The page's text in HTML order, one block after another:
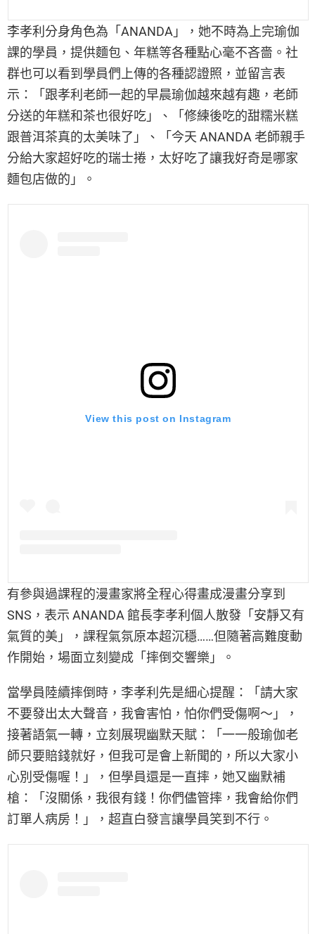
李孝利分身角色為「ANANDA」，她不時為上完瑜伽
課的學員，提供麵包、年糕等各種點心毫不吝嗇。社
群也可以看到學員們上傳的各種認證照，並留言表
示：「跟孝利老師一起的早晨瑜伽越來越有趣，老師
分送的年糕和茶也很好吃」、「修練後吃的甜糯米糕
跟普洱茶真的太美味了」、「今天 ANANDA 老師親手
分給大家超好吃的瑞士捲，太好吃了讓我好奇是哪家
麵包店做的」。
View this post on Instagram
有參與過課程的漫畫家將全程心得畫成漫畫分享到
SNS，表示 ANANDA 館長李孝利個人散發「安靜又有
氣質的美」，課程氣氛原本超沉穩……但隨著高難度動
作開始，場面立刻變成「摔倒交響樂」。
當學員陸續摔倒時，李孝利先是細心提醒：「請大家
不要發出太大聲音，我會害怕，怕你們受傷啊～」，
接著語氣一轉，立刻展現幽默天賦：「一一般瑜伽老
師只要賠錢就好，但我可是會上新聞的，所以大家小
心別受傷喔！」，但學員還是一直摔，她又幽默補
槍：「沒關係，我很有錢！你們儘管摔，我會給你們
訂單人病房！」，超直白發言讓學員笑到不行。